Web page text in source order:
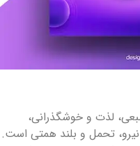
لذت و خوشگذرانی،
تحمل و بلند همتی است.